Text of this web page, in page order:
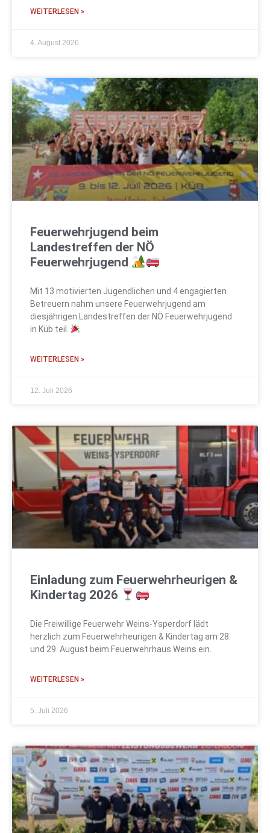
WEITERLESEN »
4. August 2026
Feuerwehrjugend beim
Landestreffen der NÖ
Feuerwehrjugend
Mit 13 motivierten Jugendlichen und 4 engagierten
Betreuern nahm unsere Feuerwehrjugend am
diesjährigen Landestreffen der NÖ Feuerwehrjugend
in Küb teil.
WEITERLESEN »
12. Juli 2026
Einladung zum Feuerwehrheurigen &
Kindertag 2026
Die Freiwillige Feuerwehr Weins-Ysperdorf lädt
herzlich zum Feuerwehrheurigen & Kindertag am 28.
und 29. August beim Feuerwehrhaus Weins ein.
WEITERLESEN »
5. Juli 2026